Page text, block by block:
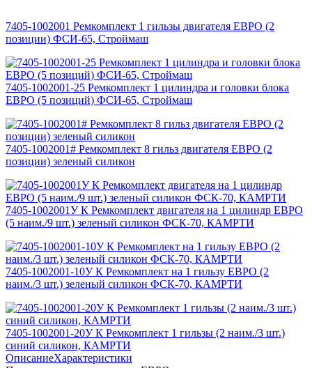
7405-1002001 Ремкомплект 1 гильзы двигателя ЕВРО (2
позиции) ФСИ-65, Строймаш
7405-1002001-25 Ремкомплект 1 цилиндра и головки блока
ЕВРО (5 позиций) ФСИ-65, Строймаш
7405-1002001# Ремкомплект 8 гильз двигателя ЕВРО (2
позиции) зеленый силикон
7405-1002001У К Ремкомплект двигателя на 1 цилиндр ЕВРО
(5 наим./9 шт.) зеленый силикон ФСК-70, КАМРТИ
7405-1002001-10У К Ремкомплект на 1 гильзу ЕВРО (2
наим./3 шт.) зеленый силикон ФСК-70, КАМРТИ
7405-1002001-20У К Ремкомплект 1 гильзы (2 наим./3 шт.)
синий силикон, КАМРТИ
ОписаниеХарактеристики